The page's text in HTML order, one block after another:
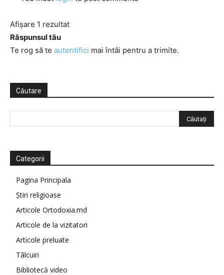
Afișare 1 rezultat
Răspunsul tău
Te rog să te autentifici mai întâi pentru a trimite.
Căutare
Categorii
Pagina Principala
Știri religioase
Articole Ortodoxia.md
Articole de la vizitatori
Articole preluate
Tâlcuiri
Bibliotecă video